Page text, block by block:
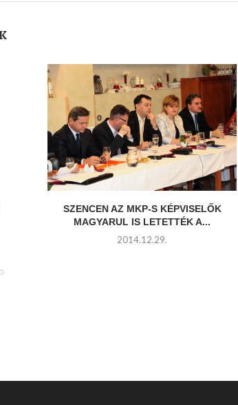
SZENCEN AZ MKP-S KÉPVISELŐK
MAGYARUL IS LETETTÉK A...
2014.12.29.